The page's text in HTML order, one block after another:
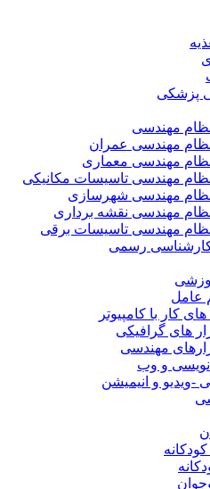
پزشکی
مهندسی
نظام مهندسی عمران
نظام مهندسی معماری
نظام مهندسی تاسیسات مکانیکی
نظام مهندسی شهرسازی
مهندسی نقشه برداری
نظام مهندسی تاسیسات برقی
کارشناسی رسمی
عامل
کار با کامپیوتر
های گرافیکی
مهندسی
نویسی و وب
-ویدیو و انیمیشن